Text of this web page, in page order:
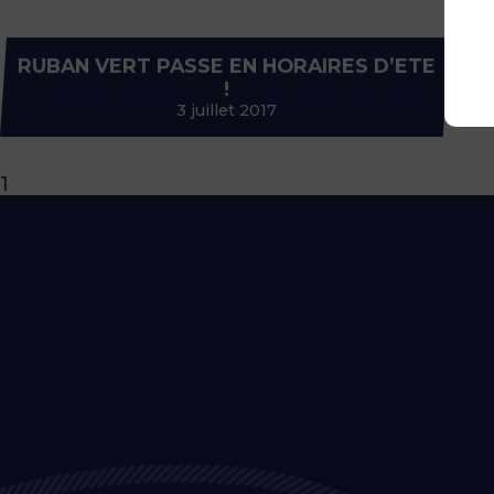
RUBAN VERT PASSE EN HORAIRES D’ETE
!
3 juillet 2017
1